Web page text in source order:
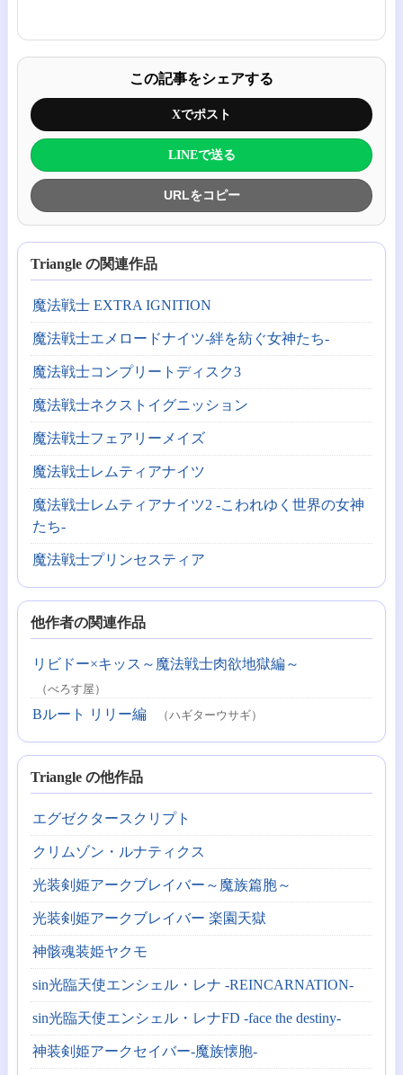
この記事をシェアする
Xでポスト
LINEで送る
URLをコピー
Triangle の関連作品
魔法戦士 EXTRA IGNITION
魔法戦士エメロードナイツ-絆を紡ぐ女神たち-
魔法戦士コンプリートディスク3
魔法戦士ネクストイグニッション
魔法戦士フェアリーメイズ
魔法戦士レムティアナイツ
魔法戦士レムティアナイツ2 -こわれゆく世界の女神
たち-
魔法戦士プリンセスティア
他作者の関連作品
リビドー×キッス～魔法戦士肉欲地獄編～
（べろす屋）
Bルート リリー編 （ハギターウサギ）
Triangle の他作品
エグゼクタースクリプト
クリムゾン・ルナティクス
光装剣姫アークブレイバー～魔族篇胞～
光装剣姫アークブレイバー 楽園天獄
神骸魂装姫ヤクモ
sin光臨天使エンシェル・レナ -REINCARNATION-
sin光臨天使エンシェル・レナFD -face the destiny-
神装剣姫アークセイバー-魔族懐胞-